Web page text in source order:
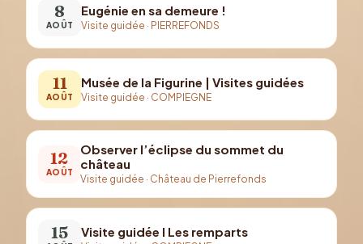
8
AOÛT
Eugénie en sa demeure !
Visite guidée · PIERREFONDS
11
AOÛT
Musée de la Figurine | Visites guidées
Visite guidée · COMPIEGNE
12
AOÛT
Observer l’éclipse du sommet du
château
Visite guidée · Château de Pierrefonds
15 Visite guidée I Les remparts